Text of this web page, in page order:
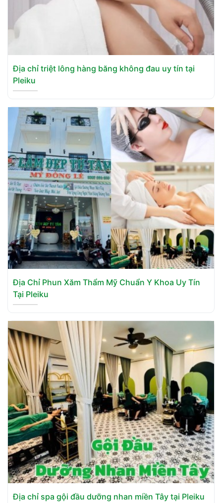
Địa chỉ triệt lông hàng băng không đau uy tín tại
Pleiku
Địa Chỉ Phun Xăm Thẩm Mỹ Chuẩn Y Khoa Uy Tín
Tại Pleiku
Địa chỉ spa gội đầu dưỡng nhan miền Tây tại Pleiku